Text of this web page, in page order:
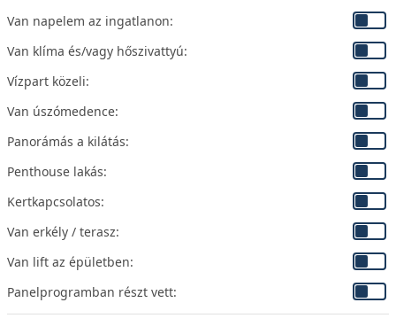
Van napelem az ingatlanon:
Van klíma és/vagy hőszivattyú:
Vízpart közeli:
Van úszómedence:
Panorámás a kilátás:
Penthouse lakás:
Kertkapcsolatos:
Van erkély / terasz:
Van lift az épületben:
Panelprogramban részt vett: